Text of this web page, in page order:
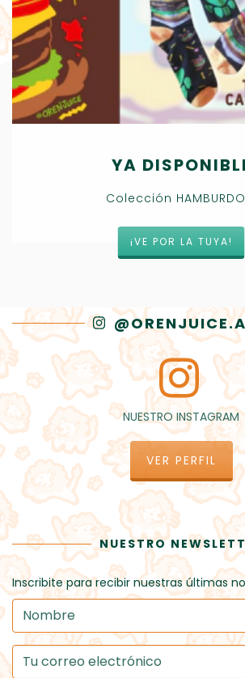
YA
Colección
¡VE POR LA TUYA!
NUESTRO INSTAGRAM
VER PERFIL
NUESTRO
Inscribite para recibir nuestras últimas